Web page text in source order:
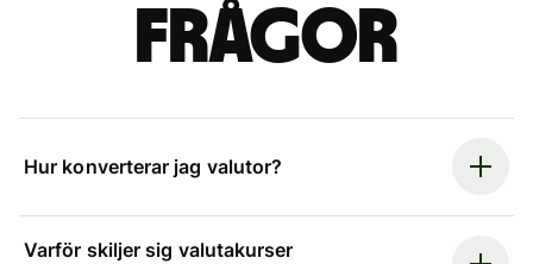
frågor
Hur konverterar jag valutor?
Varför skiljer sig valutakurser